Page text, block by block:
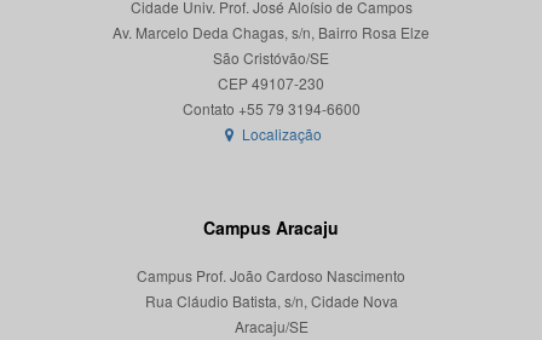
Cidade Univ. Prof. José Aloísio de Campos
Av. Marcelo Deda Chagas, s/n, Bairro Rosa Elze
São Cristóvão/SE
CEP 49107-230
Localização
Campus Aracaju
Campus Prof. João Cardoso Nascimento
Rua Cláudio Batista, s/n, Cidade Nova
Aracaju/SE